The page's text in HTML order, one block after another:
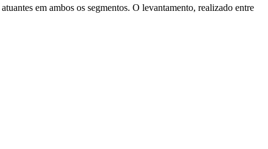
em ambos os segmentos. O levantamento, realizado entre